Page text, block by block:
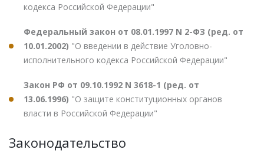
кодекса Российской Федерации"
Федеральный закон от 08.01.1997 N 2-ФЗ (ред. от
10.01.2002) "О введении в действие Уголовно-
исполнительного кодекса Российской Федерации"
Закон РФ от 09.10.1992 N 3618-1 (ред. от
13.06.1996) "О защите конституционных органов
власти в Российской Федерации"
Законодательство